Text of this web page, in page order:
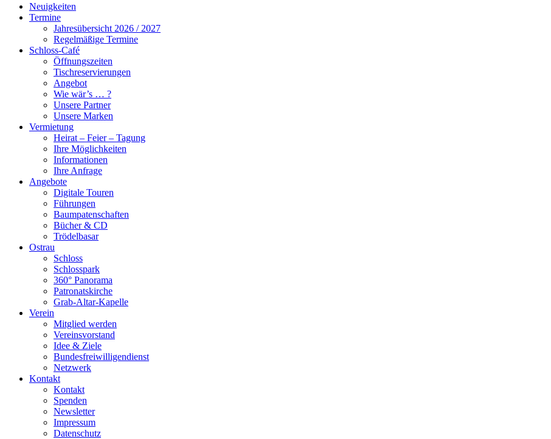
Neuigkeiten
Termine
Jahresübersicht 2026 / 2027
Regelmäßige Termine
Schloss-Café
Öffnungszeiten
Tischreservierungen
Angebot
Wie wär’s … ?
Unsere Partner
Unsere Marken
Vermietung
Heirat – Feier – Tagung
Ihre Möglichkeiten
Informationen
Ihre Anfrage
Angebote
Digitale Touren
Führungen
Baumpatenschaften
Bücher & CD
Trödelbasar
Ostrau
Schloss
Schlosspark
360° Panorama
Patronatskirche
Grab-Altar-Kapelle
Verein
Mitglied werden
Vereinsvorstand
Idee & Ziele
Bundesfreiwilligendienst
Netzwerk
Kontakt
Kontakt
Spenden
Newsletter
Impressum
Datenschutz